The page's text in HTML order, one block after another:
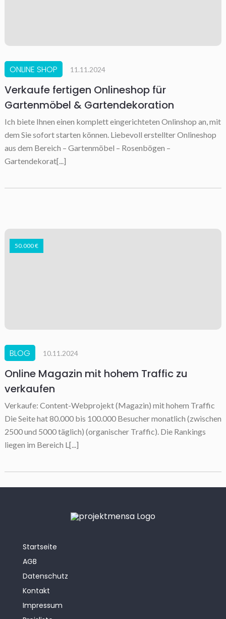
ONLINE SHOP 11.11.2024
Verkaufe fertigen Onlineshop für
Gartenmöbel & Gartendekoration
Ich biete Ihnen einen komplett eingerichteten Onlinshop an, mit
dem Sie sofort starten können. Liebevoll erstellter Onlineshop
aus dem Bereich – Gartenmöbel – Rosenbögen –
Gartendekorat[...]
50.000 €
BLOG 10.11.2024
Online Magazin mit hohem Traffic zu
verkaufen
Verkaufe: Content-Webprojekt (Magazin) mit hohem Traffic
Die Seite hat 80.000 bis 100.000 Besucher monatlich (zwischen
2500 und 5000 täglich) (organischer Traffic). Die Rankings
liegen im Bereich L[...]
Startseite
AGB
Datenschutz
Kontakt
Impressum